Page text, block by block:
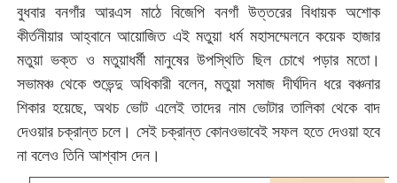
বুধবার বনগাঁর আরএস মাঠে বিজেপি বনগাঁ উত্তরের বিধায়ক অশোক
কীর্তনীয়ার আহ্বানে আয়োজিত এই মতুয়া ধর্ম মহাসম্মেলনে কয়েক হাজার
মতুয়া ভক্ত ও মতুয়াধর্মী মানুষের উপস্থিতি ছিল চোখে পড়ার মতো।
সভামঞ্চ থেকে শুভেন্দু অধিকারী বলেন, মতুয়া সমাজ দীর্ঘদিন ধরে বঞ্চনার
শিকার হয়েছে, অথচ ভোট এলেই তাদের নাম ভোটার তালিকা থেকে বাদ
দেওয়ার চক্রান্ত চলে। সেই চক্রান্ত কোনওভাবেই সফল হতে দেওয়া হবে
না বলেও তিনি আশ্বাস দেন।